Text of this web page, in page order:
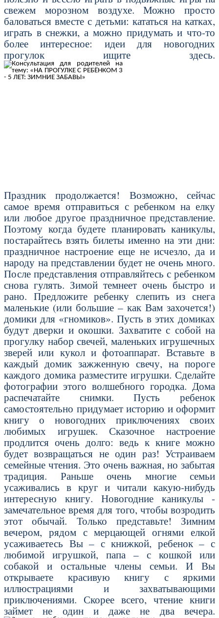
свежем морозном воздухе. Можно просто
баловаться вместе с детьми: кататься на катках,
играть в снежки, а можно придумать и что-то
более интересное: идеи для новогодних
прогулок ищите здесь.
Праздник продолжается! Возможно, сейчас
самое время отправиться с ребенком на елку
или любое другое праздничное представление.
Поэтому когда будете планировать каникулы,
постарайтесь взять билеты именно на эти дни:
праздничное настроение еще не исчезло, да и
народу на представлении будет не очень много.
После представления отправляйтесь с ребенком
снова гулять. Зимой темнеет очень быстро и
рано. Предложите ребенку слепить из снега
маленькие (или большие – как Вам захочется!)
домики для «гномиков». Пусть в этих домиках
будут дверки и окошки. Захватите с собой на
прогулку набор свечей, маленьких игрушечных
зверей или кукол и фотоаппарат. Вставьте в
каждый домик зажженную свечу, на пороге
каждого домика разместите игрушки. Сделайте
фотографии этого волшебного городка. Дома
распечатайте снимки. Пусть ребенок
самостоятельно придумает историю и оформит
книгу о новогодних приключениях своих
любимых игрушек. Сказочное настроение
продлится очень долго: ведь к книге можно
будет возвращаться не один раз! Устраиваем
семейные чтения. Это очень важная, но забытая
традиция. Раньше очень многие семьи
усаживались в круг и читали какую-нибудь
интересную книгу. Новогодние каникулы -
замечательное время для того, чтобы возродить
этот обычай. Только представьте! Зимним
вечером, рядом с мерцающей огнями елкой
усаживаетесь Вы – с книжкой, ребенок – с
любимой игрушкой, папа – с кошкой или
собакой и остальные члены семьи. И Вы
открываете красивую книгу с яркими
иллюстрациями и захватывающими
приключениями. Скорее всего, чтение книги
займет не один и даже не два вечера.